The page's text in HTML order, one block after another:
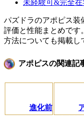
未経験可&完全在
パズドラのアポピス装
評価と性能まとめです
方法についても掲載し
アポピスの関連記
進化前